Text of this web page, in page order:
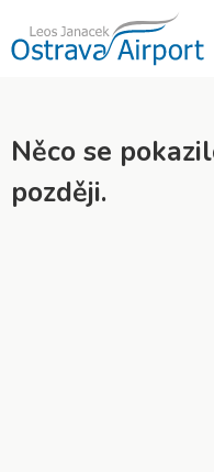
Něco se
později.